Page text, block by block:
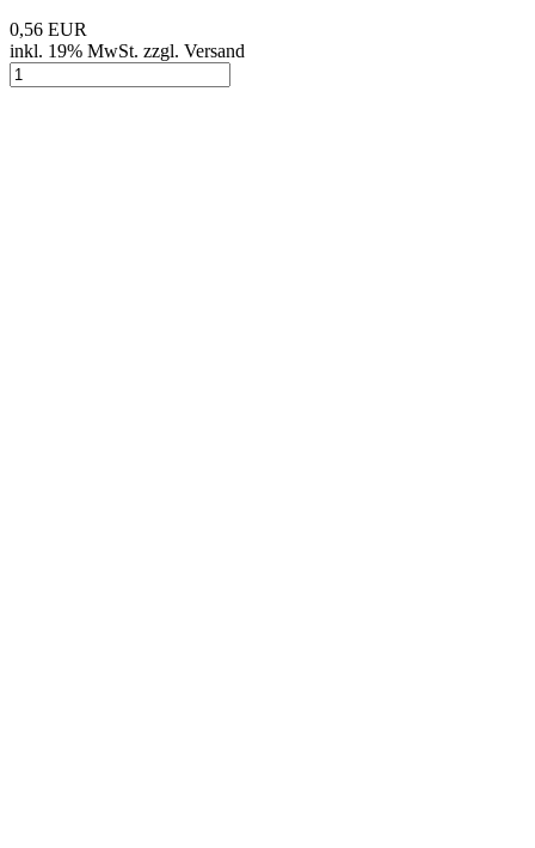
0,56 EUR
inkl. 19% MwSt. zzgl. Versand